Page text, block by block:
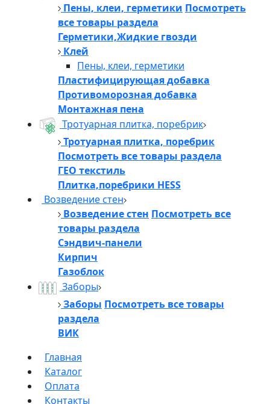
Пены, клеи, герметики Посмотреть
все товары раздела
Герметики,Жидкие гвозди
Клей
Пены, клеи, герметики
Пластифицирующая добавка
Противоморозная добавка
Монтажная пена
Тротуарная плитка, поребрик
Тротуарная плитка, поребрик
Посмотреть все товары раздела
ГЕО текстиль
Плитка,поребрики HESS
Возведение стен
Возведение стен Посмотреть все
товары раздела
Сэндвич-панели
Кирпич
Газоблок
Заборы
Заборы Посмотреть все товары
раздела
ВИК
Главная
Каталог
Оплата
Контакты